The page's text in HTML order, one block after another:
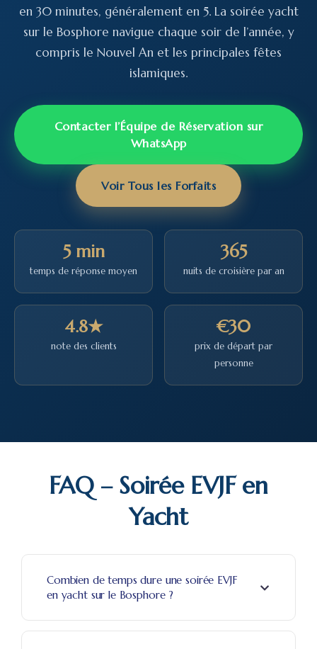
en 30 minutes, généralement en 5. La soirée yacht
sur le Bosphore navigue chaque soir de l’année, y
compris le Nouvel An et les principales fêtes
islamiques.
Contacter l’Équipe de Réservation sur
WhatsApp
Voir Tous les Forfaits
5 min
temps de réponse moyen
365
nuits de croisière par an
4.8★
note des clients
€30
prix de départ par
personne
FAQ – Soirée EVJF en
Yacht
Combien de temps dure une soirée EVJF
en yacht sur le Bosphore ?